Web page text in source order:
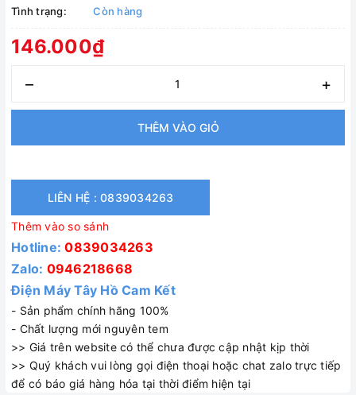
Tình trạng:
Còn hàng
146.000₫
– +
THÊM VÀO GIỎ
LIÊN HỆ : 0839034263
Thêm vào so sánh
Hotline:0839034263
Zalo: 0946218668
Điện Máy Tây Hồ Cam Kết
- Sản phẩm chính hãng 100%
- Chất lượng mới nguyên tem
>> Giá trên website có thể chưa được cập nhật kịp thời
>> Quý khách vui lòng gọi điện thoại hoặc chat zalo trực tiếp
để có báo giá hàng hóa tại thời điểm hiện tại